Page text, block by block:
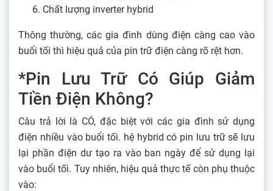
Chất lượng inverter hybrid
Thông thường, các gia đình dùng điện càng cao vào
buổi tối thì hiệu quả của pin trữ điện càng rõ rệt hơn.
*Pin Lưu Trữ Có Giúp Giảm
Tiền Điện Không?
Câu trả lời là CÓ, đặc biệt với các gia đình sử dụng
điện nhiều vào buổi tối. hệ hybrid có pin lưu trữ sẽ lưu
lại phần điện dư tạo ra vào ban ngày để sử dụng lại
vào buổi tối. Tuy nhiên, hiệu quả thực tế còn phụ thuộc
vào: